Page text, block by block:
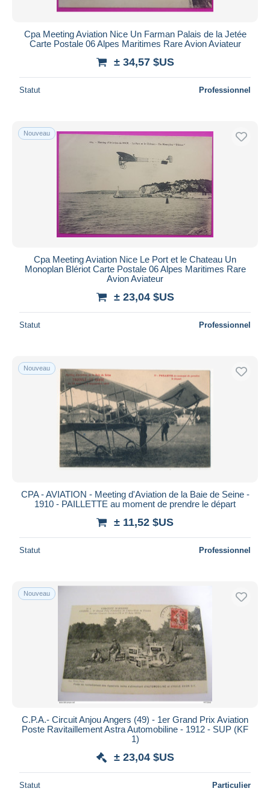
Cpa Meeting Aviation Nice Un Farman Palais de la Jetée
Carte Postale 06 Alpes Maritimes Rare Avion Aviateur
± 34,57 $US
Statut Professionnel
Nouveau
Cpa Meeting Aviation Nice Le Port et le Chateau Un
Monoplan Blériot Carte Postale 06 Alpes Maritimes Rare
Avion Aviateur
± 23,04 $US
Statut Professionnel
Nouveau
CPA - AVIATION - Meeting d'Aviation de la Baie de Seine -
1910 - PAILLETTE au moment de prendre le départ
± 11,52 $US
Statut Professionnel
Nouveau
C.P.A.- Circuit Anjou Angers (49) - 1er Grand Prix Aviation
Poste Ravitaillement Astra Automobiline - 1912 - SUP (KF
1)
± 23,04 $US
Statut Particulier